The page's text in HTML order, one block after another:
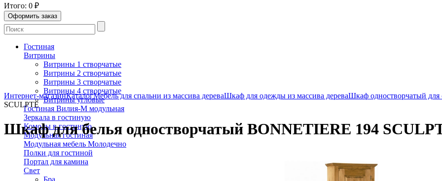
Итого: 0 ₽
Гостиная
Витрины
Витрины 1 створчатые
Витрины 2 створчатые
Витрины 3 створчатые
Витрины 4 створчатые
Витрины угловые
Гостиная Вилия-М модульная
Зеркала в гостиную
Комоды в гостиную
Модульная гостиная
Модульная мебель Молодечно
Полки для гостиной
Портал для камина
Свет
Интернет-магазинКаталогМебель для спальни из массива дереваШкаф для одежды из массива дереваШкаф одностворчатый
SCULPTE
Шкаф для белья одностворчатый BONNETIERE 194